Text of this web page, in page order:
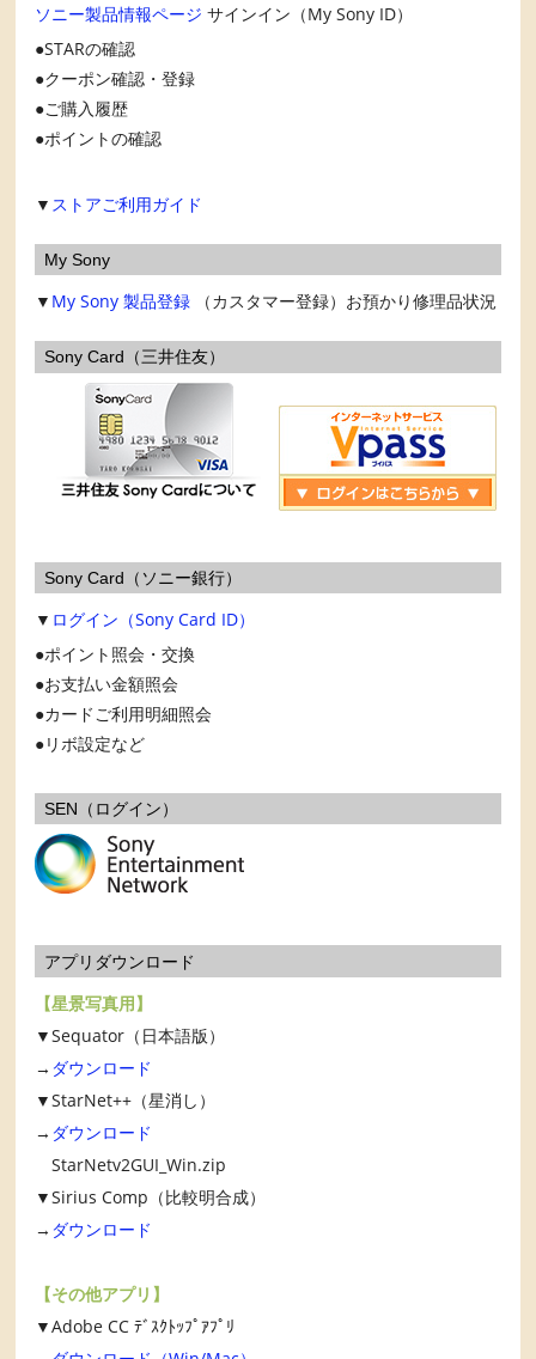
ソニー製品情報ページ サインイン（My Sony ID）
STARの確認
クーポン確認・登録
ご購入履歴
ポイントの確認
▼ ストアご利用ガイド
My Sony
▼ My Sony 製品登録 （カスタマー登録）お預かり修理品状況
Sony Card（三井住友）
Sony Card（ソニー銀行）
▼ ログイン（Sony Card ID）
ポイント照会・交換
お支払い金額照会
カードご利用明細照会
リボ設定など
SEN（ログイン）
アプリダウンロード
【星景写真用】
▼Sequator（日本語版）
→ ダウンロード
▼StarNet++（星消し）
→ ダウンロード
StarNetv2GUI_Win.zip
▼Sirius Comp（比較明合成）
→ ダウンロード
【その他アプリ】
▼Adobe CC ﾃﾞｽｸﾄｯﾌﾟｱﾌﾟﾘ